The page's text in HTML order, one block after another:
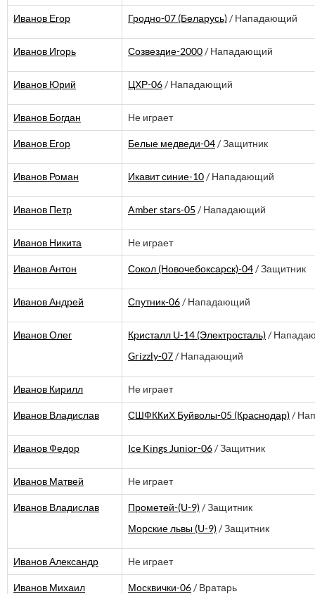
Иванов Егор Гродно-07 (Беларусь) / Нападающий
Иванов Игорь Созвездие-2000 / Нападающий
Иванов Юрий ЦХР-06 / Нападающий
Иванов Богдан Не играет
Иванов Егор Белые медведи-04 / Защитник
Иванов Роман Икавит синие-10 / Нападающий
Иванов Петр Amber stars-05 / Нападающий
Иванов Никита Не играет
Иванов Антон Сокол (Новочебоксарск)-04 / Защитник
Иванов Андрей Спутник-06 / Нападающий
Иванов Олег Кристалл U-14 (Электросталь) /
Grizzly-07 / Нападающий
Иванов Кирилл Не играет
Иванов Владислав СШФККиХ Буйволы-05 (Краснодар) /
Иванов Федор Ice Kings Junior-06 / Защитник
Иванов Матвей Не играет
Иванов Владислав Прометей-(U-9) / Защитник
Морские львы (U-9) / Защитник
Иванов Александр Не играет
Иванов Михаил Москвички-06 / Вратарь